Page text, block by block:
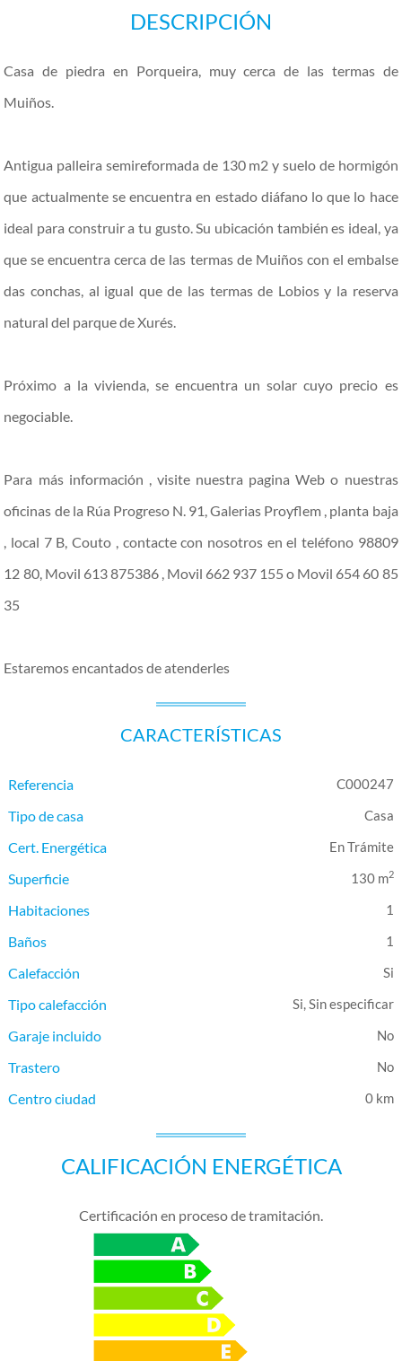
DESCRIPCIÓN
Casa de piedra en Porqueira, muy cerca de las termas de
Muiños.
Antigua palleira semireformada de 130 m2 y suelo de hormigón
que actualmente se encuentra en estado diáfano lo que lo hace
ideal para construir a tu gusto. Su ubicación también es ideal, ya
que se encuentra cerca de las termas de Muiños con el embalse
das conchas, al igual que de las termas de Lobios y la reserva
natural del parque de Xurés.
Próximo a la vivienda, se encuentra un solar cuyo precio es
negociable.
Para más información , visite nuestra pagina Web o nuestras
oficinas de la Rúa Progreso N. 91, Galerias Proyflem , planta baja
, local 7 B, Couto , contacte con nosotros en el teléfono 98809
12 80, Movil 613 875386 , Movil 662 937 155 o Movil 654 60 85
35
Estaremos encantados de atenderles
CARACTERÍSTICAS
Referencia C000247
Tipo de casa Casa
Cert. Energética En Trámite
Superficie 130 m2
Habitaciones 1
Baños 1
Calefacción
Tipo calefacción
Si, Sin especificar
Garaje incluido
Trastero
Centro ciudad
0 km
CALIFICACIÓN ENERGÉTICA
Certificación en proceso de tramitación.